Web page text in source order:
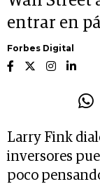
entrar en
Forbes Digital
Larry Fink
inversores
poco